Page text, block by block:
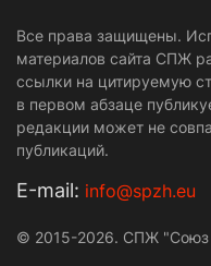
Все права защищены.
материалов сайта СПЖ
ссылки на цитируемую
в первом абзаце
редакции может не
публикаций.
Е-mail: info@spzh.eu
© 2015-2026. СПЖ "Союз